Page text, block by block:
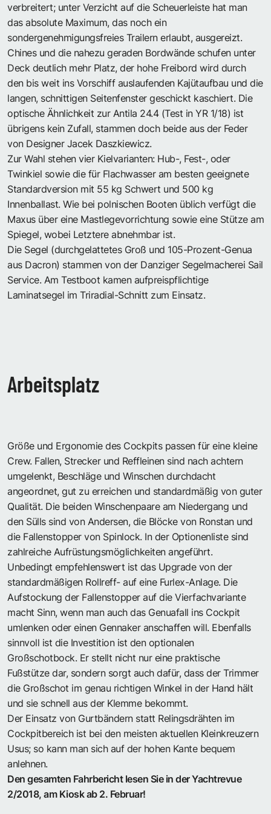
verbreitert; unter Verzicht auf die Scheuerleiste hat man
das absolute Maximum, das noch ein
sondergenehmigungsfreies Trailern erlaubt, ausgereizt.
Chines und die nahezu geraden Bordwände schufen unter
Deck deutlich mehr Platz, der hohe Freibord wird durch
den bis weit ins Vorschiff auslaufenden Kajütaufbau und die
langen, schnittigen Seitenfenster geschickt kaschiert. Die
optische Ähnlichkeit zur Antila 24.4 (Test in YR 1/18) ist
übrigens kein Zufall, stammen doch beide aus der Feder
von Designer Jacek Daszkiewicz.
Zur Wahl stehen vier Kielvarianten: Hub-, Fest-, oder
Twinkiel sowie die für Flachwasser am besten geeignete
Standardversion mit 55 kg Schwert und 500 kg
Innenballast. Wie bei polnischen Booten üblich verfügt die
Maxus über eine Mastlegevorrichtung sowie eine Stütze am
Spiegel, wobei Letztere abnehmbar ist.
Die Segel (durchgelattetes Groß und 105-Prozent-Genua
aus Dacron) stammen von der Danziger Segelmacherei Sail
Service. Am Testboot kamen aufpreispflichtige
Laminatsegel im Triradial-Schnitt zum Einsatz.
Arbeitsplatz
Größe und Ergonomie des Cockpits passen für eine kleine
Crew. Fallen, Strecker und Reffleinen sind nach achtern
umgelenkt, Beschläge und Winschen durchdacht
angeordnet, gut zu erreichen und standardmäßig von guter
Qualität. Die beiden Winschenpaare am Niedergang und
den Sülls sind von Andersen, die Blöcke von Ronstan und
die Fallenstopper von Spinlock. In der Optionenliste sind
zahlreiche Aufrüstungsmöglichkeiten angeführt.
Unbedingt empfehlenswert ist das Upgrade von der
standardmäßigen Rollreff- auf eine Furlex-Anlage. Die
Aufstockung der Fallenstopper auf die Vierfachvariante
macht Sinn, wenn man auch das Genuafall ins Cockpit
umlenken oder einen Gennaker anschaffen will. Ebenfalls
sinnvoll ist die Investition ist den optionalen
Großschotbock. Er stellt nicht nur eine praktische
Fußstütze dar, sondern sorgt auch dafür, dass der Trimmer
die Großschot im genau richtigen Winkel in der Hand hält
und sie schnell aus der Klemme bekommt.
Der Einsatz von Gurtbändern statt Relingsdrähten im
Cockpitbereich ist bei den meisten aktuellen Kleinkreuzern
Usus; so kann man sich auf der hohen Kante bequem
anlehnen.
Den gesamten Fahrbericht lesen Sie in der Yachtrevue
2/2018, am Kiosk ab 2. Februar!